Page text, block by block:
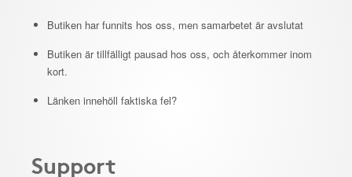
Butiken har funnits hos oss, men samarbetet är avslutat
Butiken är tillfälligt pausad hos oss, och återkommer inom
kort.
Länken innehöll faktiska fel?
Support